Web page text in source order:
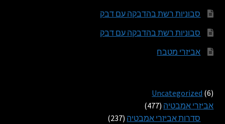
סבוניות רשת בהדבקה עם דבק
סבוניות רשת בהדבקה עם דבק
אביזרי מטבח
Uncategorized 6
6
מוצרים
אביזרי אמבטיה 477
477
מוצרים
סדרות אביזרי אמבטיה 237
237